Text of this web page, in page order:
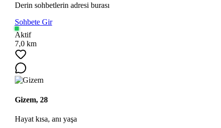
Derin sohbetlerin adresi burası
Sohbete Gir
Aktif
7,0 km
Gizem, 28
Hayat kısa, anı yaşa